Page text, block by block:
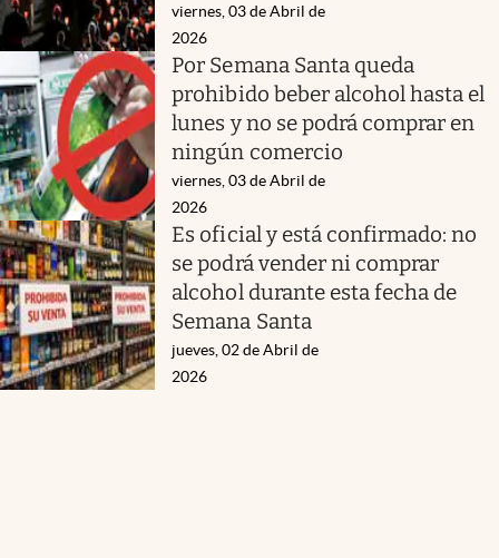
viernes, 03 de Abril de
2026
Por Semana Santa queda
prohibido beber alcohol hasta el
lunes y no se podrá comprar en
ningún comercio
viernes, 03 de Abril de
2026
Es oficial y está confirmado: no
se podrá vender ni comprar
alcohol durante esta fecha de
Semana Santa
jueves, 02 de Abril de
2026